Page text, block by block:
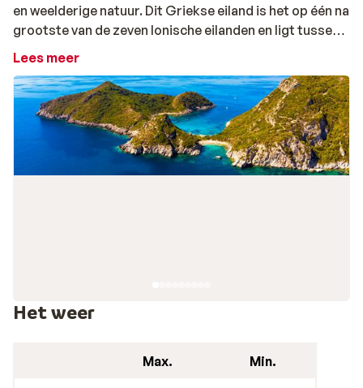
en weelderige natuur. Dit Griekse eiland is het op één na
grootste van de zeven Ionische eilanden en ligt tussen
het vasteland van
bergachtige landschap en de beboste heuvels maken
deze bestemming tot een favoriet van vele
vakantiegangers. Ook geniet je op Corfu van
schilderachtige, authentieke dorpjes waar nog steeds
een typisch Griekse sfeer hangt. De hoofdstadCorfu-
meer redenen waarom Corfu zeker op je bucketlist
moet.
Lees meer
Het weer
Max. Min.